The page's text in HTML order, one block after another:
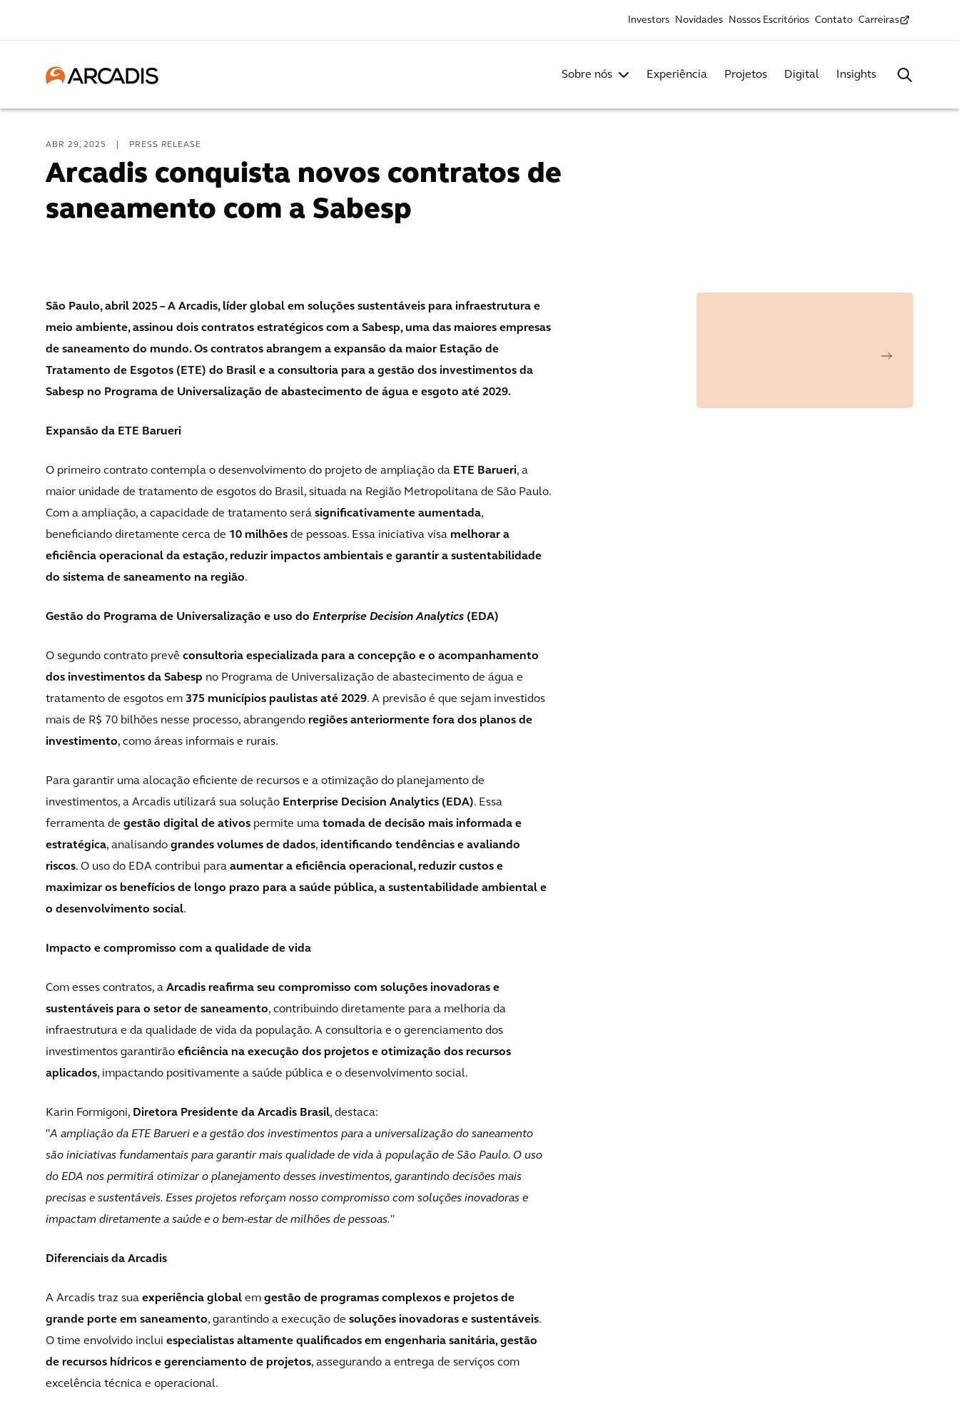
Investors Novidades Nossos Escritórios Contato Carreiras
Sobre nós Experiência Projetos Digital Insights
ABR 29, 2025 PRESS RELEASE
Arcadis conquista novos contratos de
saneamento com a Sabesp
São Paulo, abril 2025 – A Arcadis, líder global em soluções sustentáveis para infraestrutura e
meio ambiente, assinou dois contratos estratégicos com a Sabesp, uma das maiores empresas
de saneamento do mundo. Os contratos abrangem a expansão da maior Estação de
Tratamento de Esgotos (ETE) do Brasil e a consultoria para a gestão dos investimentos da
Sabesp no Programa de Universalização de abastecimento de água e esgoto até 2029.
Expansão da ETE Barueri
O primeiro contrato contempla o desenvolvimento do projeto de ampliação da ETE Barueri, a
maior unidade de tratamento de esgotos do Brasil, situada na Região Metropolitana de São Paulo.
Com a ampliação, a capacidade de tratamento será significativamente aumentada,
beneficiando diretamente cerca de 10 milhões de pessoas. Essa iniciativa visa melhorar a
eficiência operacional da estação, reduzir impactos ambientais e garantir a sustentabilidade
do sistema de saneamento na região.
Gestão do Programa de Universalização e uso do Enterprise Decision Analytics (EDA)
O segundo contrato prevê consultoria especializada para a concepção e o acompanhamento
dos investimentos da Sabesp no Programa de Universalização de abastecimento de água e
tratamento de esgotos em 375 municípios paulistas até 2029. A previsão é que sejam investidos
mais de R$ 70 bilhões nesse processo, abrangendo regiões anteriormente fora dos planos de
investimento, como áreas informais e rurais.
Para garantir uma alocação eficiente de recursos e a otimização do planejamento de
investimentos, a Arcadis utilizará sua solução Enterprise Decision Analytics (EDA). Essa
ferramenta de gestão digital de ativos permite uma tomada de decisão mais informada e
estratégica, analisando grandes volumes de dados, identificando tendências e avaliando
riscos. O uso do EDA contribui para aumentar a eficiência operacional, reduzir custos e
maximizar os benefícios de longo prazo para a saúde pública, a sustentabilidade ambiental e
o desenvolvimento social.
Impacto e compromisso com a qualidade de vida
Com esses contratos, a Arcadis reafirma seu compromisso com soluções inovadoras e
sustentáveis para o setor de saneamento, contribuindo diretamente para a melhoria da
infraestrutura e da qualidade de vida da população. A consultoria e o gerenciamento dos
investimentos garantirão eficiência na execução dos projetos e otimização dos recursos
aplicados, impactando positivamente a saúde pública e o desenvolvimento social.
Karin Formigoni, Diretora Presidente da Arcadis Brasil, destaca:
"A ampliação da ETE Barueri e a gestão dos investimentos para a universalização do saneamento
são iniciativas fundamentais para garantir mais qualidade de vida à população de São Paulo. O uso
do EDA nos permitirá otimizar o planejamento desses investimentos, garantindo decisões mais
precisas e sustentáveis. Esses projetos reforçam nosso compromisso com soluções inovadoras e
impactam diretamente a saúde e o bem-estar de milhões de pessoas."
Diferenciais da Arcadis
A Arcadis traz sua experiência global em gestão de programas complexos e projetos de
grande porte em saneamento, garantindo a execução de soluções inovadoras e sustentáveis.
O time envolvido inclui especialistas altamente qualificados em engenharia sanitária, gestão
de recursos hídricos e gerenciamento de projetos, assegurando a entrega de serviços com
excelência técnica e operacional.